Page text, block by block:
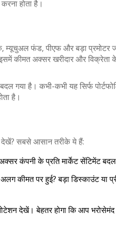
होता है।
फंड, पीएफ और बड़ा प्रमोटर
कीमत अक्सर खरीदार और विक्रेता
गया है। कभी-कभी यह सिर्फ
है।
सबसे आसान तरीके ये हैं:
कंपनी के प्रति मार्केट सेंटिमेंट
कीमत पर हुई? बड़ा डिस्काउंट या
देखें। बेहतर होगा कि आप